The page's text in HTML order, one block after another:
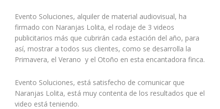
Evento Soluciones, alquiler de material audiovisual, ha
firmado con Naranjas Lolita, el rodaje de 3 videos
publicitarios más que cubrirán cada estación del año, para
así, mostrar a todos sus clientes, como se desarrolla la
Primavera, el Verano y el Otoño en esta encantadora finca.
Evento Soluciones, está satisfecho de comunicar que
Naranjas Lolita, está muy contenta de los resultados que el
video está teniendo.